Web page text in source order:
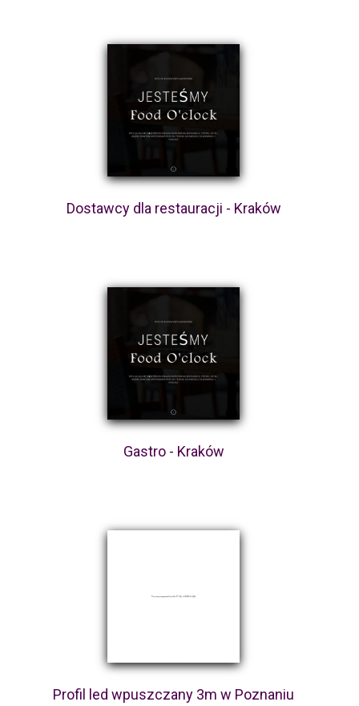
Dostawcy dla restauracji - Kraków
Gastro - Kraków
Profil led wpuszczany 3m w Poznaniu